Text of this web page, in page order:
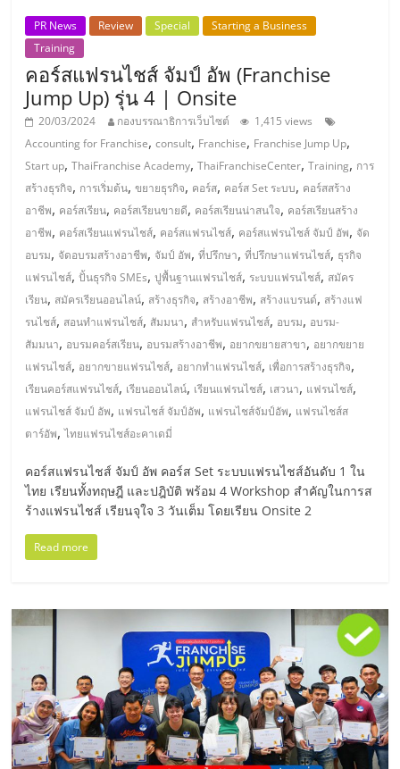
เปิด
ร้าน
ปรึกษา
ฟรี,
บริการ
พัฒนา
ระบบ
แฟ
รน
ไชส์"
"ศูนย์
ข้อมูล
ธุรกิจ
แห่ง
ประเทศไทย,
ThaiSMEsCenter,
รวม
ธุรกิจ
เอ
ส
เอ็
PR News Review Special
Starting a Business
Training
คอร์สแฟรนไชส์ จัมป์ อัพ (Franchise
Jump Up) รุ่น 4 | Onsite
20/03/2024 กองบรรณาธิการเว็บไซต์
1,415 views
Accounting for Franchise,consult, Franchise, Franchise Jump Up,
Start up,ThaiFranchise Academy,ThaiFranchiseCenter,Training, การ
สร้างธุรกิจ, การเริ่มต้น,ขยายธุรกิจ, คอร์ส, คอร์ส Set ระบบ, คอร์สสร้าง
อาชีพ, คอร์สเรียน, คอร์สเรียนขายดี, คอร์สเรียนน่าสนใจ, คอร์สเรียนสร้าง
อาชีพ, คอร์สเรียนแฟรนไชส์, คอร์สแฟรนไชส์, คอร์สแฟรนไชส์ จัมป์ อัพ, จัด
อบรม, จัดอบรมสร้างอาชีพ, จัมป์ อัพ,ที่ปรึกษา,ที่ปรึกษาแฟรนไชส์, ธุรกิจ
แฟรนไชส์,ปั้นธุรกิจ SMEs,ปูพื้นฐานแฟรนไชส์, ระบบแฟรนไชส์, สมัคร
เรียน, สมัครเรียนออนไลน์, สร้างธุรกิจ, สร้างอาชีพ, สร้างแบรนด์, สร้างแฟ
รนไชส์, สอนทำแฟรนไชส์, สัมมนา, สำหรับแฟรนไชส์, อบรม, อบรม-
สัมมนา, อบรมคอร์สเรียน, อบรมสร้างอาชีพ, อยากขยายสาขา, อยากขยาย
แฟรนไชส์, อยากขายแฟรนไชส์, อยากทำแฟรนไชส์, เพื่อการสร้างธุรกิจ,
เรียนคอร์สแฟรนไชส์, เรียนออนไลน์, เรียนแฟรนไชส์, เสวนา, แฟรนไชส์,
แฟรนไชส์ จัมป์ อัพ, แฟรนไชส์ จัมป์อัพ, แฟรนไชส์จัมป์อัพ, แฟรนไชส์ส
ตาร์อัพ,ไทยแฟรนไชส์อะคาเดมี่
คอร์สแฟรนไชส์ จัมป์ อัพ คอร์ส Set ระบบแฟรนไชส์อันดับ 1 ใน
ไทย เรียนทั้งทฤษฎี และปฎิบัติ พร้อม 4 Workshop สำคัญในการส
ร้างแฟรนไชส์ เรียนจุใจ 3 วันเต็ม โดยเรียน Onsite 2
Read more